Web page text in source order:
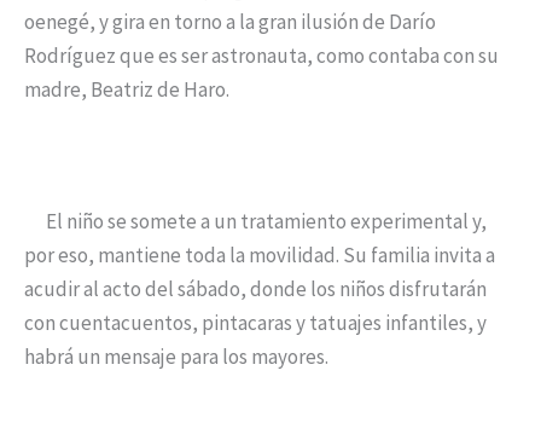
oenegé, y gira en torno a la gran ilusión de Darío
Rodríguez que es ser astronauta, como contaba con su
madre, Beatriz de Haro.
El niño se somete a un tratamiento experimental y,
por eso, mantiene toda la movilidad. Su familia invita a
acudir al acto del sábado, donde los niños disfrutarán
con cuentacuentos, pintacaras y tatuajes infantiles, y
habrá un mensaje para los mayores.